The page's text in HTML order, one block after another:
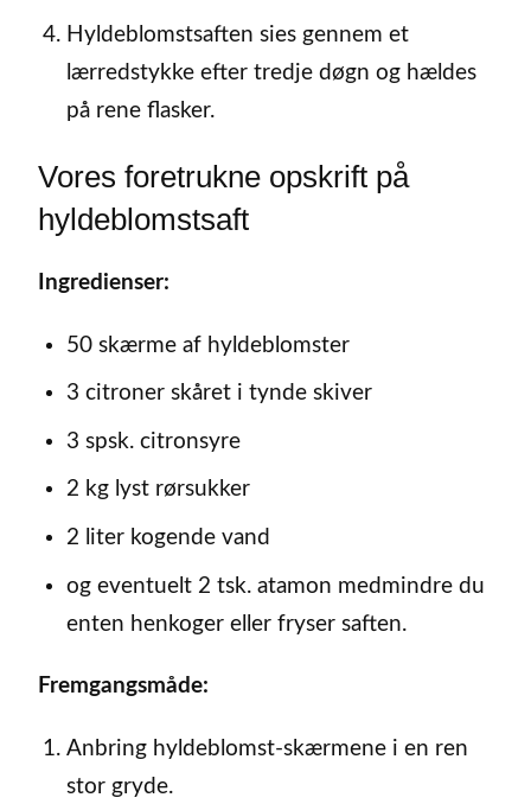
Hyldeblomstsaften sies gennem et
lærredstykke efter tredje døgn og hældes
på rene flasker.
Vores foretrukne opskrift på
hyldeblomstsaft
Ingredienser:
50 skærme af hyldeblomster
3 citroner skåret i tynde skiver
3 spsk. citronsyre
2 kg lyst rørsukker
2 liter kogende vand
og eventuelt 2 tsk. atamon medmindre du
enten henkoger eller fryser saften.
Fremgangsmåde:
Anbring hyldeblomst-skærmene i en ren
stor gryde.